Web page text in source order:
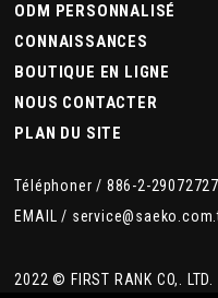
ODM PERSONNALISÉ
CONNAISSANCES
BOUTIQUE EN LIGNE
NOUS CONTACTER
PLAN DU SITE
Téléphoner / 886-2-29072727
EMAIL /
2022 © FIRST RANK CO,. LTD.